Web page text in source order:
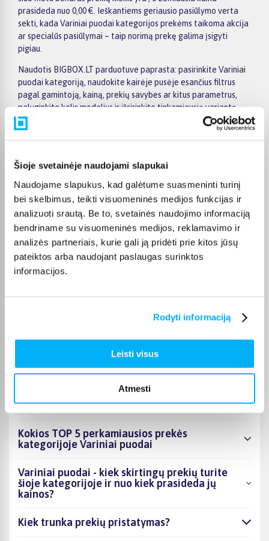
Šioje svetainėje naudojami slapukai
Naudojame slapukus, kad galėtume suasmeninti turinį
bei skelbimus, teikti visuomeninės medijos funkcijas ir
analizuoti srautą. Be to, svetainės naudojimo informaciją
bendriname su visuomeninės medijos, reklamavimo ir
analizės partneriais, kurie gali ją pridėti prie kitos jūsų
pateiktos arba naudojant paslaugas surinktos
informacijos.
Rodyti informaciją
Leisti visus
Atmesti
prasideda nuo 0,00 €. Ieškantiems geriausio pasiūlymo verta
sekti, kada Variniai puodai kategorijos prekėms taikoma akcija
ar specialūs pasiūlymai – taip norimą prekę galima įsigyti
pigiau.
Naudotis BIGBOX.LT parduotuve paprasta: pasirinkite Variniai
puodai kategoriją, naudokite kairėje pusėje esančius filtrus
pagal gamintoją, kainą, prekių savybes ar kitus parametrus,
palyginkite kelis modelius ir išsirinkite tinkamiausią variantą.
Prekių sąraše ir prekės puslapyje pateikiama svarbiausia
informacija, todėl galite greitai įvertinti techninius duomenis,
apsipirkti internetu, neskubant ir palyginant skirtingus Variniai
puodai kategorijoje esančius pasiūlymus.
Visoms prekėms nuo 150 Eur taikomas nemokamas 24 mėnesių
lizingas, todėl norimas prekes galima įsigyti išsimokėtinai.
Pristatymas visoje Lietuvoje į paštomatus kainuoja nuo 2,29 €,
o užsakymams nuo 499 € pristatymas į paštomatą nemokamas;
kurjerio pristatymas – nuo 2,99 €. Sandėlyje esančios prekės
paprastai pristatomos per 1–2 darbo dienas, o tikslus
kiekvienos prekės pristatymo terminas nurodytas jos
puslapyje.
nurodytą terminą, o jei pageidausite užsakymą atsiimti patys,
atitinkamai pažymėtas prekes galėsite atsiimti mūsų biure
Kaune.
DUK
Kokios TOP 5 perkamiausios prekės
kategorijoje Variniai puodai
Variniai puodai - kiek skirtingų prekių turite
šioje kategorijoje ir nuo kiek prasideda jų
kainos?
Kiek trunka prekių pristatymas?